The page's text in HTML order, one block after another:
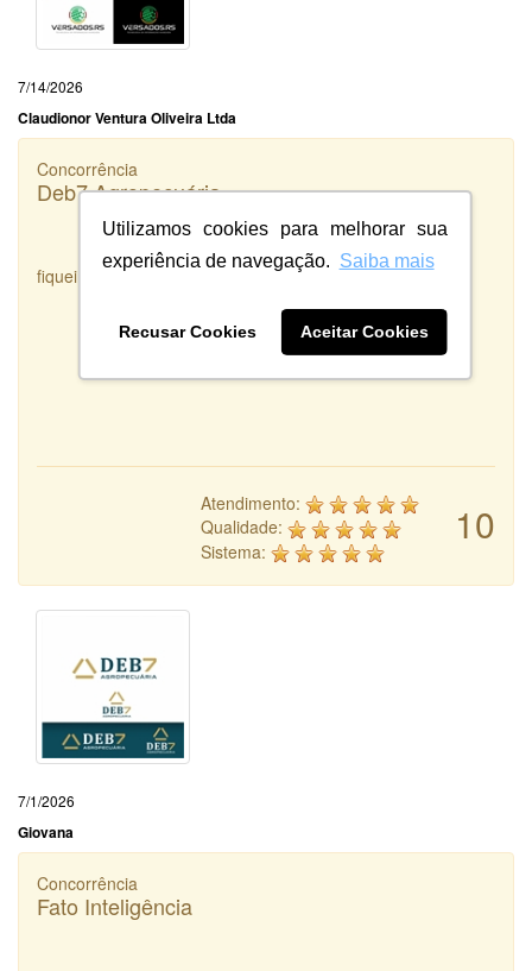
Utilizamos cookies para melhorar sua
experiência de navegação. Saiba mais
Recusar Cookies Aceitar Cookies
7/14/2026
Claudionor Ventura Oliveira Ltda
Concorrência
Deb7 Agropecuária
fiquei satisfeita com o serviço prestado
10
Atendimento:
Qualidade:
Sistema:
7/1/2026
Giovana
Concorrência
Fato Inteligência